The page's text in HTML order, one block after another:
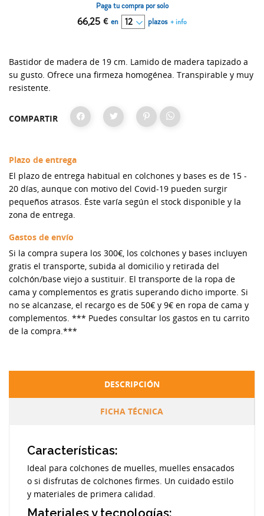
Bastidor de madera de 19 cm. Lamido de madera tapizado a
su gusto. Ofrece una firmeza homogénea. Transpirable y muy
resistente.
Paga tu compra por solo
66,25 € en plazos + info
COMPARTIR
Plazo de entrega
El plazo de entrega habitual en colchones y bases es de 15 -
20 días, aunque con motivo del Covid-19 pueden surgir
pequeños atrasos. Éste varía según el stock disponible y la
zona de entrega.
Gastos de envío
Si la compra supera los 300€, los colchones y bases incluyen
gratis el transporte, subida al domicilio y retirada del
colchón/base viejo a sustituir. El transporte de la ropa de
cama y complementos es gratis superando dicho importe. Si
no se alcanzase, el recargo es de 50€ y 9€ en ropa de cama y
complementos. *** Puedes consultar los gastos en tu carrito
de la compra.***
DESCRIPCIÓN
FICHA TÉCNICA
Características:
Ideal para colchones de muelles, muelles ensacados
o si disfrutas de colchones firmes. Un cuidado estilo
y materiales de primera calidad.
Materiales y tecnologías: